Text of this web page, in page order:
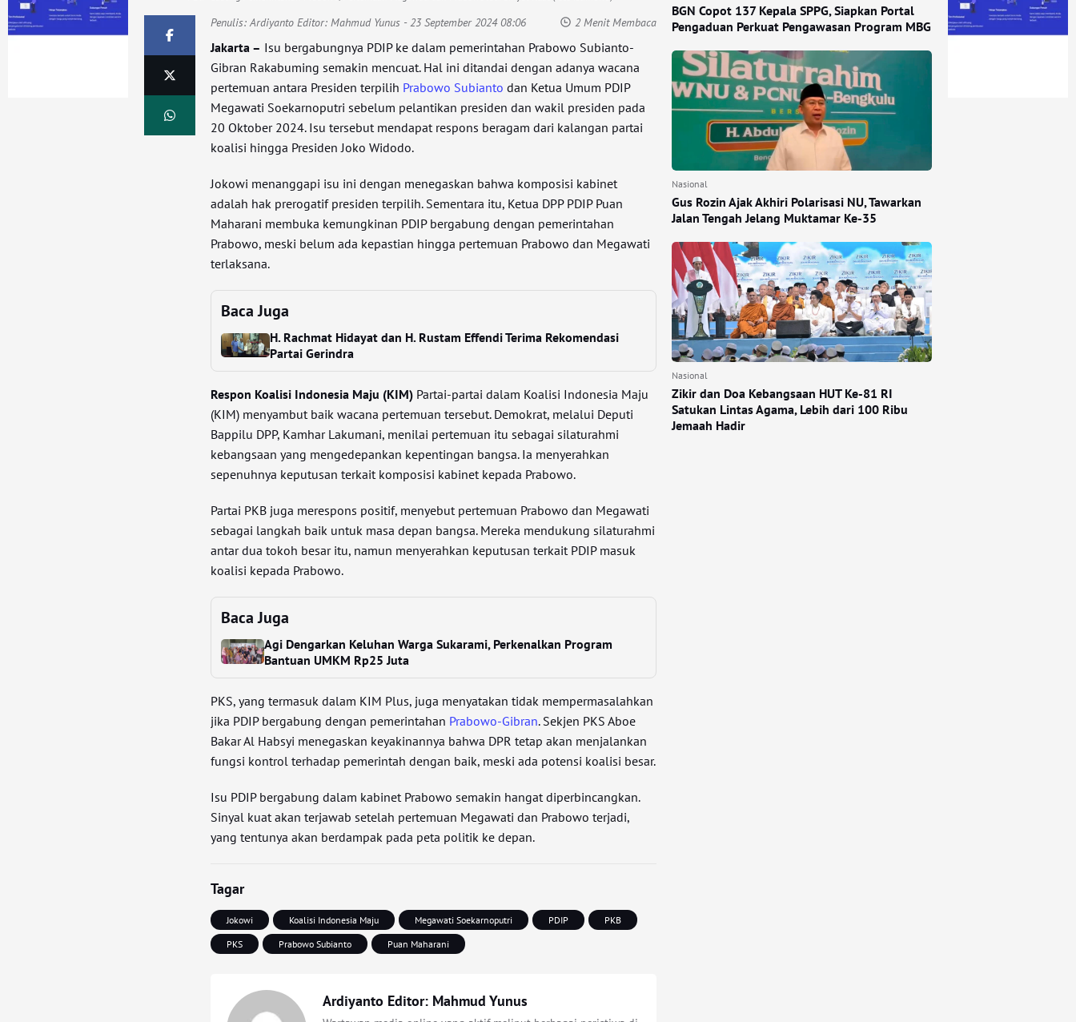
Penulis:Ardiyanto Editor: Mahmud Yunus - 23 September 2024 08:06 2 Menit Membaca
Jakarta – Isu bergabungnya PDIP ke dalam pemerintahan Prabowo Subianto-
Gibran Rakabuming semakin mencuat. Hal ini ditandai dengan adanya wacana
pertemuan antara Presiden terpilih Prabowo Subianto dan Ketua Umum PDIP
Megawati Soekarnoputri sebelum pelantikan presiden dan wakil presiden pada
20 Oktober 2024. Isu tersebut mendapat respons beragam dari kalangan partai
koalisi hingga Presiden Joko Widodo.
Jokowi menanggapi isu ini dengan menegaskan bahwa komposisi kabinet
adalah hak prerogatif presiden terpilih. Sementara itu, Ketua DPP PDIP Puan
Maharani membuka kemungkinan PDIP bergabung dengan pemerintahan
Prabowo, meski belum ada kepastian hingga pertemuan Prabowo dan Megawati
terlaksana.
Baca Juga
H. Rachmat Hidayat dan H. Rustam Effendi Terima Rekomendasi
Partai Gerindra
Respon Koalisi Indonesia Maju (KIM) Partai-partai dalam Koalisi Indonesia Maju
(KIM) menyambut baik wacana pertemuan tersebut. Demokrat, melalui Deputi
Bappilu DPP, Kamhar Lakumani, menilai pertemuan itu sebagai silaturahmi
kebangsaan yang mengedepankan kepentingan bangsa. Ia menyerahkan
sepenuhnya keputusan terkait komposisi kabinet kepada Prabowo.
Partai PKB juga merespons positif, menyebut pertemuan Prabowo dan Megawati
sebagai langkah baik untuk masa depan bangsa. Mereka mendukung silaturahmi
antar dua tokoh besar itu, namun menyerahkan keputusan terkait PDIP masuk
koalisi kepada Prabowo.
Baca Juga
Agi Dengarkan Keluhan Warga Sukarami, Perkenalkan Program
Bantuan UMKM Rp25 Juta
PKS, yang termasuk dalam KIM Plus, juga menyatakan tidak mempermasalahkan
jika PDIP bergabung dengan pemerintahan Prabowo-Gibran. Sekjen PKS Aboe
Bakar Al Habsyi menegaskan keyakinannya bahwa DPR tetap akan menjalankan
fungsi kontrol terhadap pemerintah dengan baik, meski ada potensi koalisi besar.
Isu PDIP bergabung dalam kabinet Prabowo semakin hangat diperbincangkan.
Sinyal kuat akan terjawab setelah pertemuan Megawati dan Prabowo terjadi,
yang tentunya akan berdampak pada peta politik ke depan.
Tagar
Jokowi Koalisi Indonesia Maju Megawati Soekarnoputri PDIP
PKB
PKS
Prabowo Subianto Puan Maharani
Ardiyanto Editor: Mahmud Yunus
BGN Copot 137 Kepala SPPG, Siapkan Portal
Pengaduan Perkuat Pengawasan Program MBG
Nasional
Gus Rozin Ajak Akhiri Polarisasi NU, Tawarkan
Jalan Tengah Jelang Muktamar Ke-35
Nasional
Zikir dan Doa Kebangsaan HUT Ke-81 RI
Satukan Lintas Agama, Lebih dari 100 Ribu
Jemaah Hadir